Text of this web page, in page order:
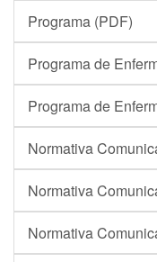
Programa (PDF)
Programa de
Programa de
Normativa
Normativa
Normativa